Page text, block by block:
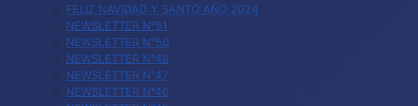
FELIZ NAVIDAD Y SANTO AÑO 2024
NEWSLETTER N°51
NEWSLETTER N°50
NEWSLETTER N°48
NEWSLETTER N°47
NEWSLETTER N°46